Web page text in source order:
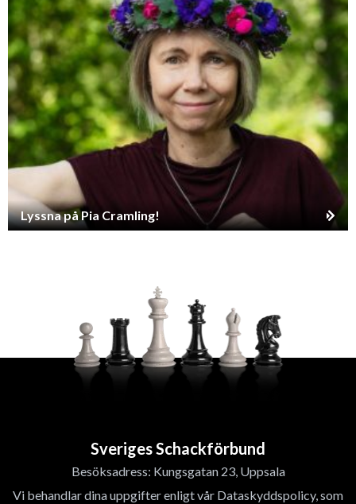
Lyssna på Pia Cramling!
Sveriges Schackförbund
Besöksadress: Kungsgatan 23, Uppsala
Vi behandlar dina uppgifter enligt vår Dataskyddspolicy, som